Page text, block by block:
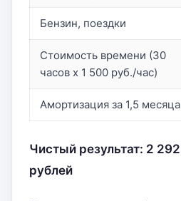
Бензин, поездки
Стоимость времени (30
часов x 1 500 руб./час)
Амортизация за 1,5 месяца
Чистый результат: 2
рублей